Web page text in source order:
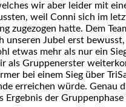
wir aber leider mit
weil Conni sich im
zugezogen hatte. Dem
unseren Jubel erst bewusst,
etwas mehr als nur ein
als Gruppenerster
bei einem Sieg über
erreichen würde. Genau
Ergebnis der Gruppenphase